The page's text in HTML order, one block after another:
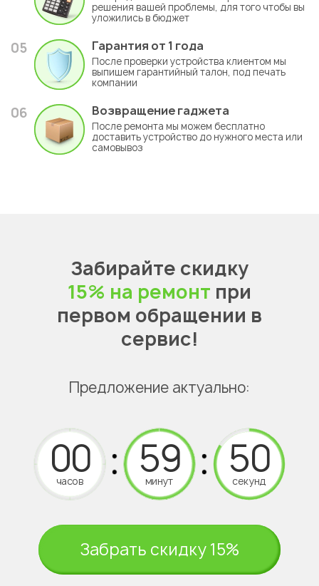
решения вашей проблемы, для того чтобы вы
уложились в бюджет
05 Гарантия от 1 года
После проверки устройства клиентом мы
выпишем гарантийный талон, под печать
компании
06 Возвращение гаджета
После ремонта мы можем бесплатно
доставить устройство до нужного места или
самовывоз
Забирайте скидку
15% на ремонт при
первом обращении в
сервис!
Предложение актуально:
часов минут секунд
Забрать скидку 15%